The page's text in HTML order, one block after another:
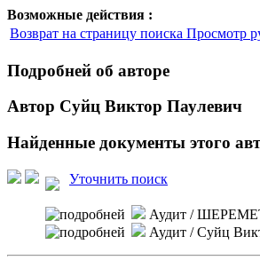
Возможные действия :
Возврат на страницу поиска Просмотр
Подробней об авторе
Автор Суйц Виктор Паулевич
Найденные документы этого
Уточнить поиск
Аудит / ШЕРЕМЕТ
Аудит / Суйц